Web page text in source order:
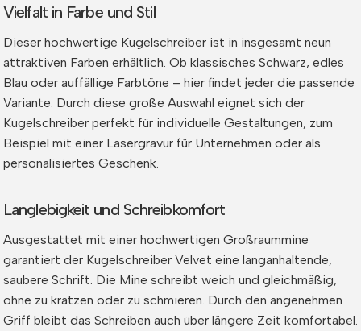
Vielfalt in Farbe und Stil
Dieser hochwertige Kugelschreiber ist in insgesamt neun
attraktiven Farben erhältlich. Ob klassisches Schwarz, edles
Blau oder auffällige Farbtöne – hier findet jeder die passende
Variante. Durch diese große Auswahl eignet sich der
Kugelschreiber perfekt für individuelle Gestaltungen, zum
Beispiel mit einer Lasergravur für Unternehmen oder als
personalisiertes Geschenk.
Langlebigkeit und Schreibkomfort
Ausgestattet mit einer hochwertigen Großraummine
garantiert der Kugelschreiber Velvet eine langanhaltende,
saubere Schrift. Die Mine schreibt weich und gleichmäßig,
ohne zu kratzen oder zu schmieren. Durch den angenehmen
Griff bleibt das Schreiben auch über längere Zeit komfortabel.